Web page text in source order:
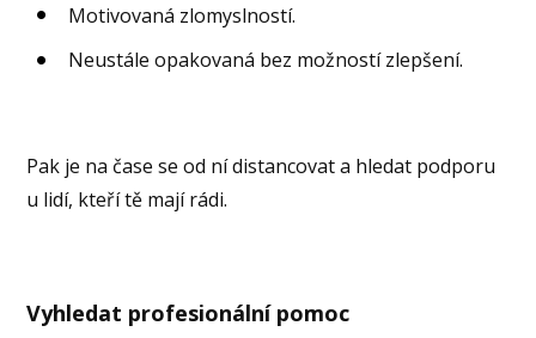
Motivovaná zlomyslností.
Neustále opakovaná bez možností zlepšení.
Pak je na čase se od ní distancovat a hledat podporu
u lidí, kteří tě mají rádi.
Vyhledat profesionální pomoc